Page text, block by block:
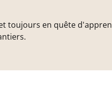
toujours en quête